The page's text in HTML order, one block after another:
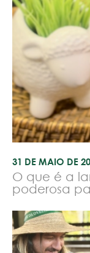
31 DE MAIO DE
O que é a
poderosa